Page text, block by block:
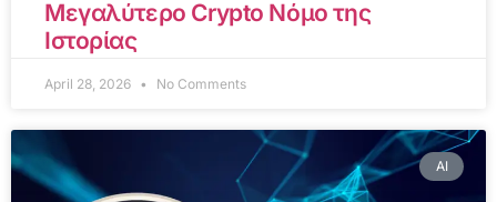
Μεγαλύτερο Crypto Νόμο της
Ιστορίας
April 28, 2026 No Comments
AI